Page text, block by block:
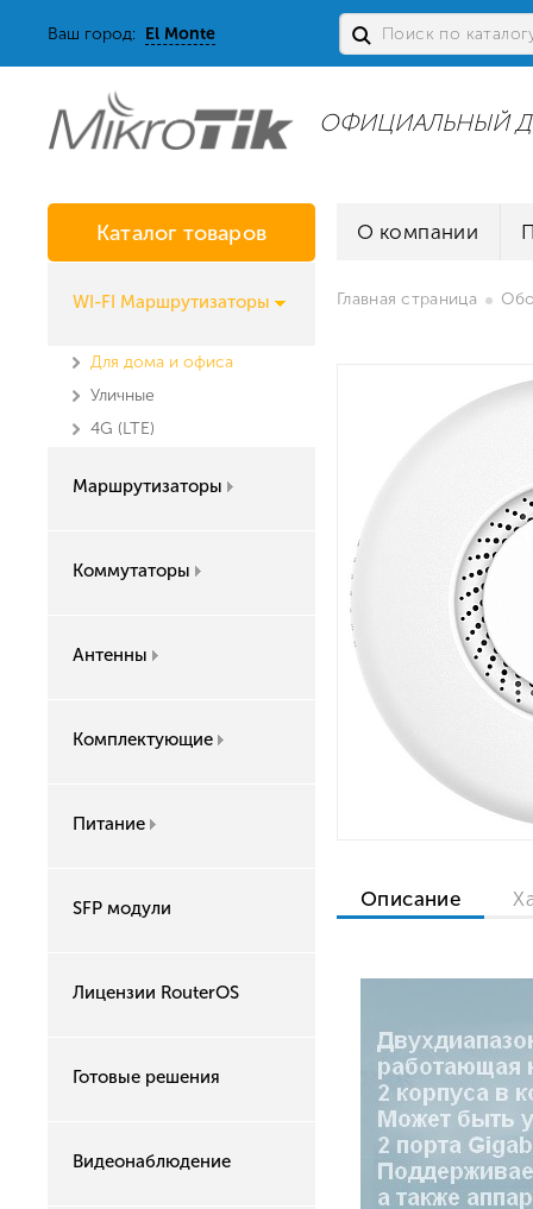
Ваш город: El Monte
ОФИЦИАЛЬНЫЙ
Каталог товаров
WI-FI Маршрутизаторы
Для дома и офиса
Уличные
4G (LTE)
Маршрутизаторы
Коммутаторы
Антенны
Комплектующие
Питание
SFP модули
Лицензии RouterOS
Готовые решения
Видеонаблюдение
О компании
Главная страница
Описание